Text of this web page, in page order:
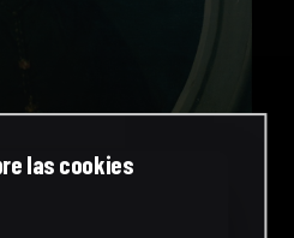
las cookies